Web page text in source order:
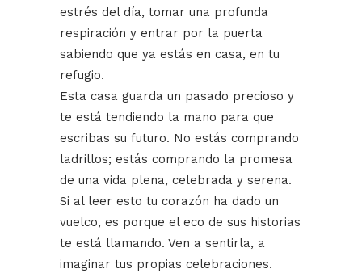
estrés del día, tomar una profunda
respiración y entrar por la puerta
sabiendo que ya estás en casa, en tu
refugio.
Esta casa guarda un pasado precioso y
te está tendiendo la mano para que
escribas su futuro. No estás comprando
ladrillos; estás comprando la promesa
de una vida plena, celebrada y serena.
Si al leer esto tu corazón ha dado un
vuelco, es porque el eco de sus historias
te está llamando. Ven a sentirla, a
imaginar tus propias celebraciones.